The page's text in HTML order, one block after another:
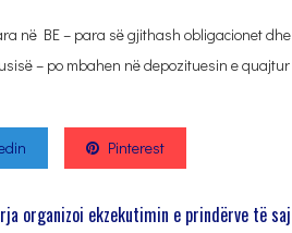
në BE – para së gjithash obligacionet dhe
– po mbahen në depozituesin e quajtur
Pinterest
organizoi ekzekutimin e prindërve të saj